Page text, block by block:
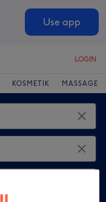
Use app
LOGIN
KOSMETIK MASSAGE